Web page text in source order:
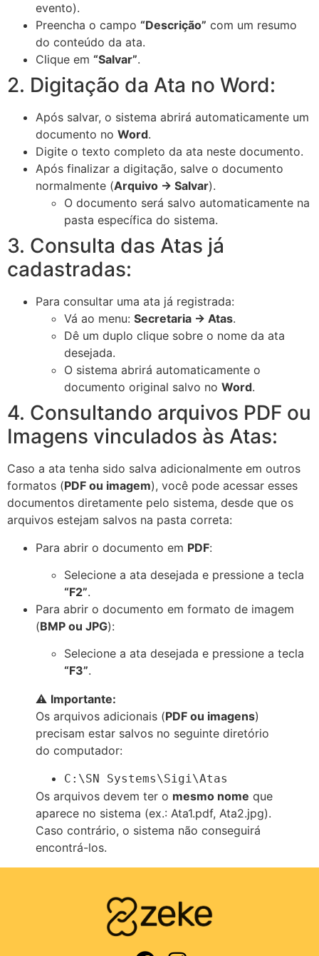
evento).
Preencha o campo “Descrição” com um resumo
do conteúdo da ata.
Clique em “Salvar”.
2. Digitação da Ata no Word:
Após salvar, o sistema abrirá automaticamente um
documento no Word.
Digite o texto completo da ata neste documento.
Após finalizar a digitação, salve o documento
normalmente (Arquivo → Salvar).
O documento será salvo automaticamente na
pasta específica do sistema.
3. Consulta das Atas já
cadastradas:
Para consultar uma ata já registrada:
Vá ao menu: Secretaria → Atas.
Dê um duplo clique sobre o nome da ata
desejada.
O sistema abrirá automaticamente o
documento original salvo no Word.
4. Consultando arquivos PDF ou
Imagens vinculados às Atas:
Caso a ata tenha sido salva adicionalmente em outros
formatos (PDF ou imagem), você pode acessar esses
documentos diretamente pelo sistema, desde que os
arquivos estejam salvos na pasta correta:
Para abrir o documento em PDF:
Selecione a ata desejada e pressione a tecla
“F2”.
Para abrir o documento em formato de imagem
(BMP ou JPG):
Selecione a ata desejada e pressione a tecla
“F3”.
⚠️ Importante:
Os arquivos adicionais (PDF ou imagens)
precisam estar salvos no seguinte diretório
do computador:
C:\SN Systems\Sigi\Atas
Os arquivos devem ter o mesmo nome que
aparece no sistema (ex.: Ata1.pdf, Ata2.jpg).
Caso contrário, o sistema não conseguirá
encontrá-los.